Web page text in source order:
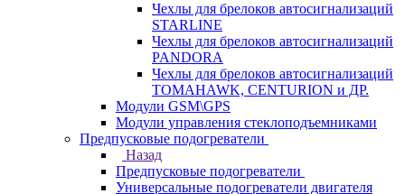
Чехлы для брелоков автосигнализаций
STARLINE
Чехлы для брелоков автосигнализаций
PANDORA
Чехлы для брелоков автосигнализаций
TOMAHAWK, CENTURION и ДР.
Модули GSM\GPS
Модули управления стеклоподъемниками
Предпусковые подогреватели
Назад
Предпусковые подогреватели
Универсальные подогреватели двигателя